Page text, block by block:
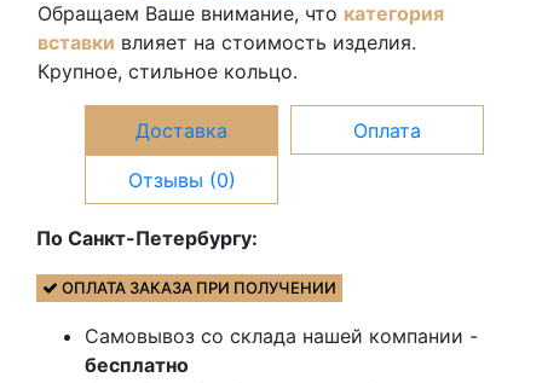
Обращаем Ваше внимание, что категория
вставки влияет на стоимость изделия.
Крупное, стильное кольцо.
Доставка Оплата
Отзывы (0)
По Санкт-Петербургу:
ОПЛАТА ЗАКАЗА ПРИ ПОЛУЧЕНИИ
Самовывоз со склада нашей компании -
бесплатно